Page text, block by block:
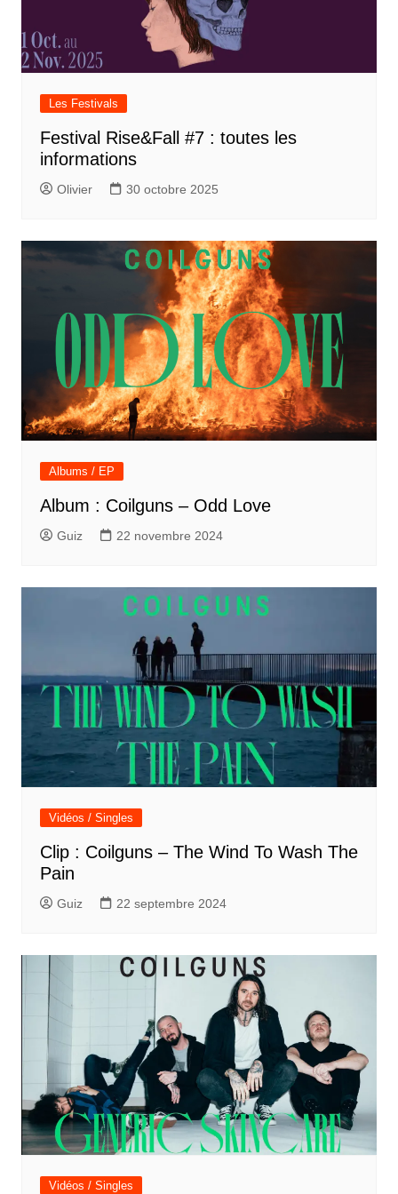
Les Festivals
Festival Rise&Fall #7 : toutes les
informations
Olivier 30 octobre 2025
Albums / EP
Album : Coilguns – Odd Love
Guiz 22 novembre 2024
Vidéos / Singles
Clip : Coilguns – The Wind To Wash The
Pain
Guiz 22 septembre 2024
Vidéos / Singles